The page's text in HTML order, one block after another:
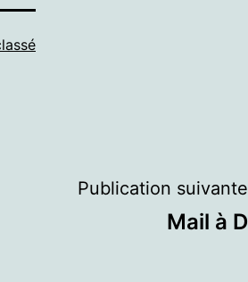
Publication suivante
Mail à D